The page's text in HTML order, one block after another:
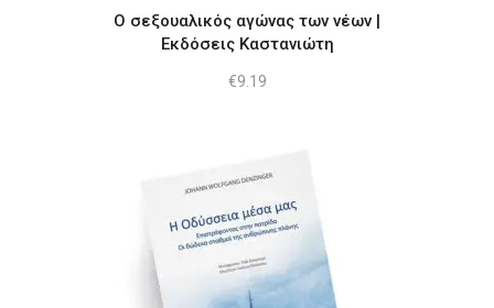
Ο σεξουαλικός αγώνας των νέων |
Εκδόσεις Καστανιώτη
€9.19